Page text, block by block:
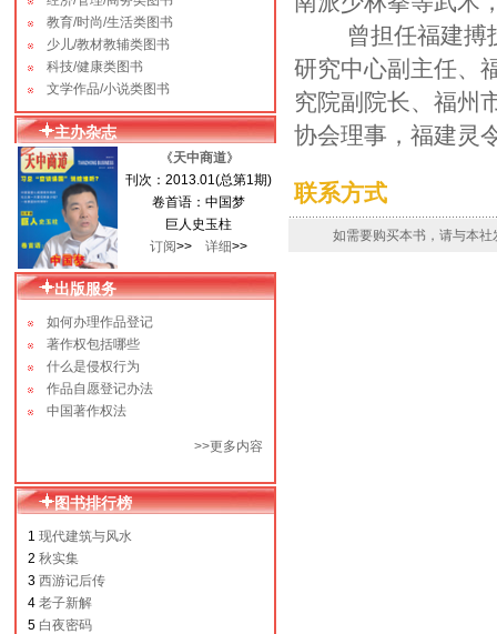
2010-07-15 成立十周年-回报作者
大赠书活动！
教育/时尚/生活类图书
少儿/教材教辅类图书
科技/健康类图书
文学作品/小说类图书
主办杂志
《天中商道》
刊次：2013.01(总第1期)
卷首语：中国梦
巨人史玉柱
订阅>> 详细>>
出版服务
如何办理作品登记
著作权包括哪些
什么是侵权行为
作品自愿登记办法
中国著作权法
>>更多内容
图书排行榜
1 现代建筑与风水
2 秋实集
3 西游记后传
4 老子新解
5 白夜密码
曾担任福建搏
研究中心副主任、
究院副院长、福州
协会理事，福建灵
联系方式
如需要购买本书，请与本